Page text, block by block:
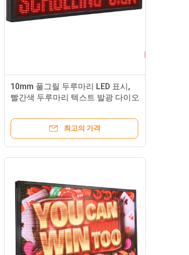
10mm 풀그릴 두루마리 LED 표시,
빨간색 두루마리 텍스트 발광 다이오
최고의 가격